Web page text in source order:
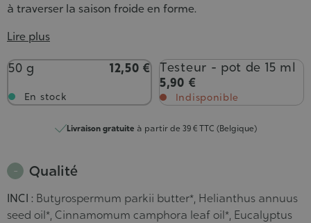
à traverser la saison froide en forme.
Lire plus
Poids
50 g 12,50 €
En stock
Testeur - pot de 15 ml
5,90 €
Indisponible
Livraison gratuite à partir de 39 € TTC (Belgique)
Qualité
INCI : Butyrospermum parkii butter*, Helianthus annuus
seed oil*, Cinnamomum camphora leaf oil*, Eucalyptus